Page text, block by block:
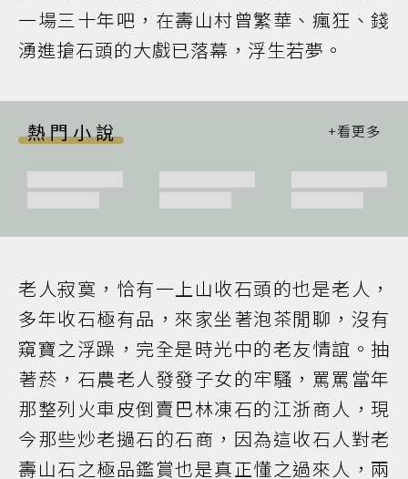
一場三十年吧，在壽山村曾繁華、瘋狂、錢
湧進搶石頭的大戲已落幕，浮生若夢。
熱門小說
老人寂寞，恰有一上山收石頭的也是老人，
多年收石極有品，來家坐著泡茶閒聊，沒有
窺寶之浮躁，完全是時光中的老友情誼。抽
著菸，石農老人發發子女的牢騷，罵罵當年
那整列火車皮倒賣巴林凍石的江浙商人，現
今那些炒老撾石的石商，因為這收石人對老
壽山石之極品鑑賞也是真正懂之過來人，兩